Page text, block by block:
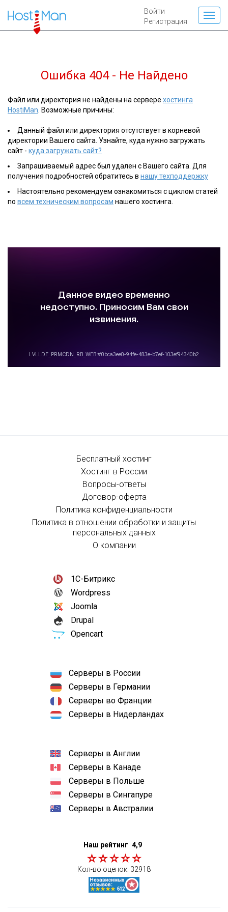
Войти
Регистрация
Ошибка 404 - Не Найдено
Файл или директория не найдены на сервере хостинга
HostiMan . Возможные причины:
Данный файл или директория отсутствует в корневой
директории Вашего сайта. Узнайте, куда нужно загружать
сайт - куда загружать сайт?
Запрашиваемый адрес был удален с Вашего сайта. Для
получения подробностей обратитесь в нашу техподдержку
Настоятельно рекомендуем ознакомиться с циклом статей
по всем техническим вопросам нашего хостинга.
Бесплатный хостинг
Хостинг в России
Вопросы-ответы
Договор-оферта
Политика конфиденциальности
Политика в отношении обработки и защиты
персональных данных
О компании
1С-Битрикс
Wordpress
Joomla
Drupal
Opencart
Серверы в России
Серверы в Германии
Серверы во Франции
Серверы в Нидерландах
Серверы в Англии
Серверы в Канаде
Серверы в Польше
Серверы в Сингапуре
Серверы в Австралии
Наш рейтинг 4,9
Кол-во оценок: 32918